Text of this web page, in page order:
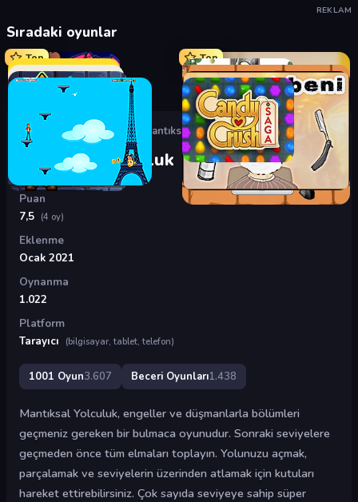
REKLAM
Sıradaki oyunlar
Top Top
Oyunlar Beceri Oyunları Mantıksal Yolculuk
Mantıksal Yolculuk
Puan
7,5 (4 oy)
Eklenme
Ocak 2021
Oynanma
1.022
Platform
Tarayıcı
(bilgisayar, tablet, telefon)
1001 Oyun3.607 Beceri Oyunları1.438
Mantıksal Yolculuk, engeller ve düşmanlarla bölümleri
geçmeniz gereken bir bulmaca oyunudur. Sonraki seviyelere
geçmeden önce tüm elmaları toplayın. Yolunuzu açmak,
parçalamak ve seviyelerin üzerinden atlamak için kutuları
hareket ettirebilirsiniz. Çok sayıda seviyeye sahip süper